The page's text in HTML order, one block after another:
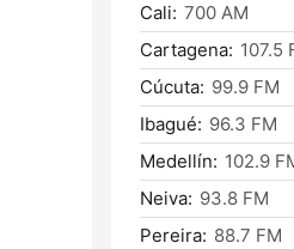
Cali: 700 AM
Cartagena: 107.5
Cúcuta: 99.9 FM
Ibagué: 96.3 FM
Medellín: 102.9
Neiva: 93.8 FM
Pereira: 88.7 FM